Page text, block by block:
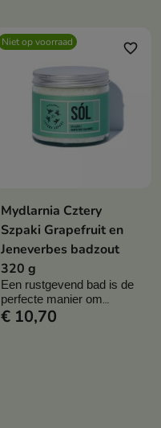
Niet op voorraad favorite_border
Mydlarnia Cztery
Szpaki Grapefruit en
Jeneverbes badzout
320 g
Een rustgevend bad is de
perfecte manier om
lichaam en geest te laten
€ 10,70